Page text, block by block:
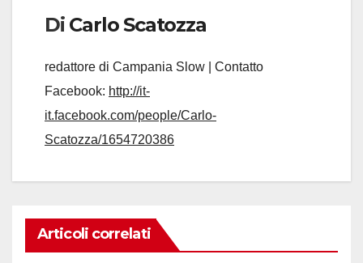
Di Carlo Scatozza
redattore di Campania Slow | Contatto
Facebook: http://it-
it.facebook.com/people/Carlo-
Scatozza/1654720386
Articoli correlati